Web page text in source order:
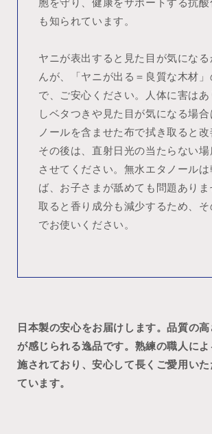
胞を守り、健康をサポートする抗酸
も知られています。
ヤニが表出すると見た目が気にな
んが、「ヤニが出る＝良質な木材
で、ご安心ください。人体に害はあ
しベタつきや見た目が気になる場合
ノールを含ませた布で拭き取ると改
その後は、直射日光の当たらない
させてください。無水エタノール
ば、お子さまが舐めても問題ありま
取ると香り成分も減少するため、
でお使いください。
日本製の安心をお届けします。品質の
が感じられる逸品です。熟練の職人に
施されており、安心して長くご愛用い
ています。